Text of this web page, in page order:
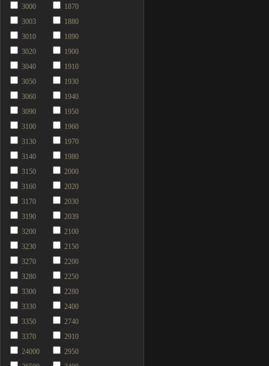
3000
3003
3010
3020
3040
3050
3060
3090
3100
3130
3140
3150
3160
3170
3190
3200
3230
3270
3280
3300
3330
3350
3370
24000
1870
1880
1890
1900
1910
1930
1940
1950
1960
1970
1980
2000
2020
2030
2039
2100
2150
2200
2250
2280
2400
2740
2910
2950